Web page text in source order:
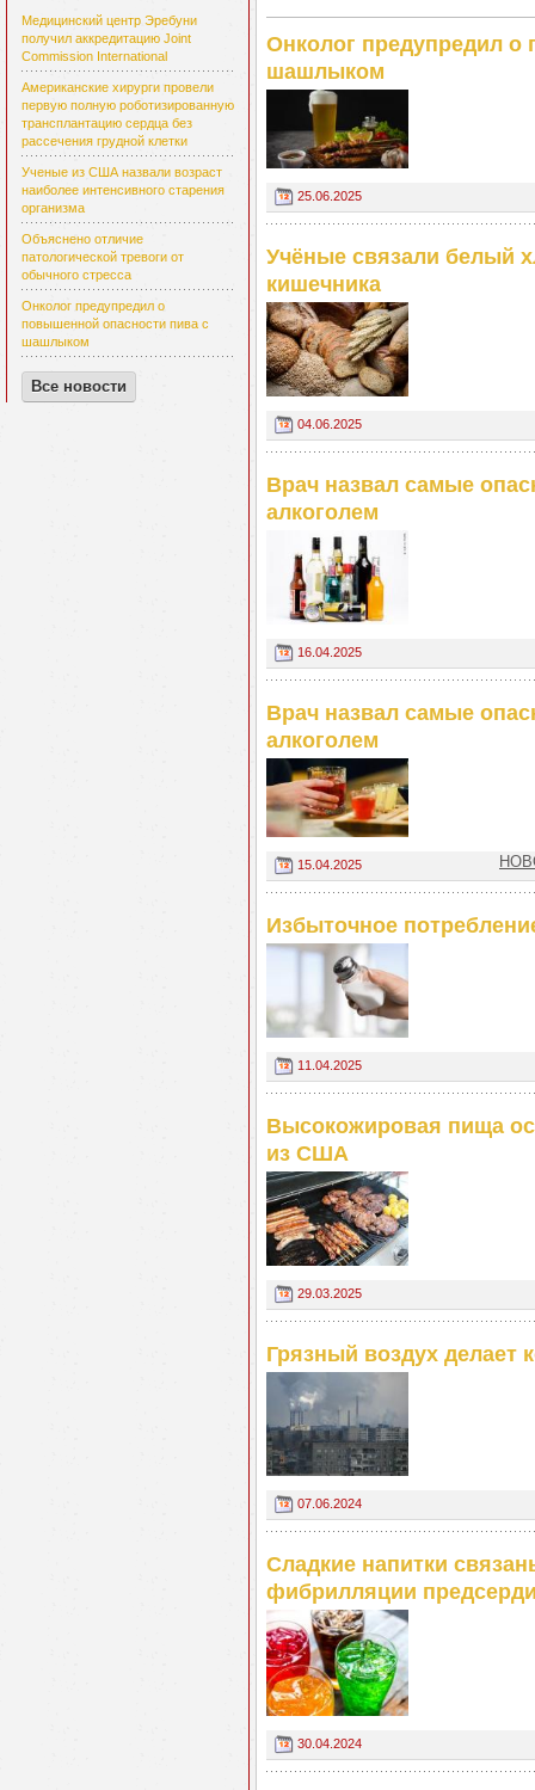
Медицинский центр Эребуни
получил аккредитацию Joint
Commission International
Американские хирурги провели
первую полную роботизированную
трансплантацию сердца без
рассечения грудной клетки
Ученые из США назвали возраст
наиболее интенсивного старения
организма
Объяснено отличие
патологической тревоги от
обычного стресса
Онколог предупредил о
повышенной опасности пива с
шашлыком
Все новости
Онколог предупредил о
шашлыком
25.06.2025
Учёные связали белый
кишечника
04.06.2025
Врач назвал самые
алкоголем
16.04.2025
Врач назвал самые
алкоголем
15.04.2025
Избыточное
11.04.2025
Высокожировая пища
из США
29.03.2025
Грязный воздух делает
07.06.2024
Cладкие напитки
фибрилляции
30.04.2024